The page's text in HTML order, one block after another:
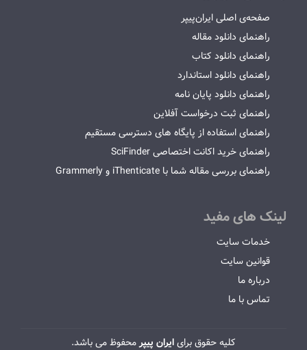
صفحه‌ی اصلی ایران‌پیپر
راهنمای دانلود مقاله
راهنمای دانلود کتاب
راهنمای دانلود استاندارد
راهنمای دانلود پایان نامه
راهنمای ثبت درخواست آفلاین
راهنمای استفاده از پایگاه های دسترسی مستقیم
راهنمای خرید اکانت اختصاصی SciFinder
راهنمای بررسی مقاله شما با iThenticate و Grammerly
لینک های مفید
خدمات سایت
قوانین سایت
درباره ما
تماس با ما
کلیه حقوق برایایران پیپرمحفوظ می باشد.